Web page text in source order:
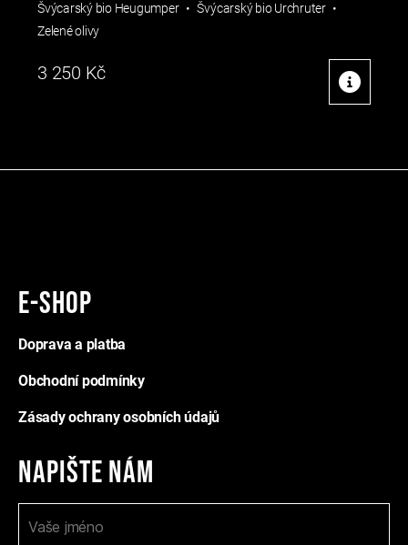
Švýcarský bio Heugumper
Švýcarský bio Urchruter
Zelené olivy
3 250 Kč
E-shop
Doprava a platba
Obchodní podmínky
Zásady ochrany osobních údajů
Napište nám